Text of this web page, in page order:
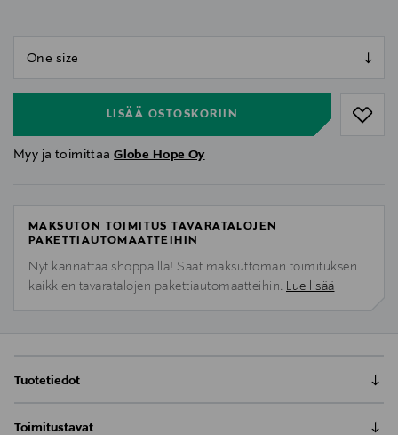
LISÄÄ OSTOSKORIIN
Myy ja toimittaaGlobe Hope Oy
MAKSUTON TOIMITUS TAVARATALOJEN
PAKETTIAUTOMAATTEIHIN
Nyt kannattaa shoppailla! Saat maksuttoman toimituksen
kaikkien tavaratalojen pakettiautomaatteihin. Lue lisää
Tuotetiedot
onkin villaa muistuttava vegepipo! Turvevilla on
Toimitustavat